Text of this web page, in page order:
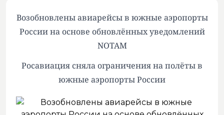
Возобновлены авиарейсы в южные аэропорты
России на основе обновлённых уведомлений
NOTAM
Росавиация сняла ограничения на полёты в
южные аэропорты России